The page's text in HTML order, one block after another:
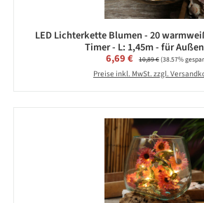
LED Lichterkette Blumen - 20
Timer - L: 1,45m - für
Verkaufspreis:
6,69 € Regulärer Preis:
10,89 €(38.57%
Preise inkl. MwSt. zzgl.